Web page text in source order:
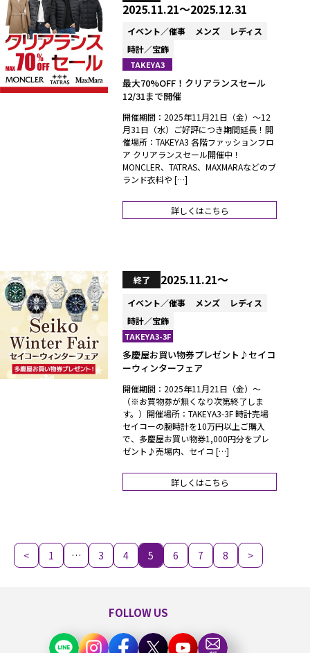
2025.11.21～2025.12.31
イベント／催事 メンズ
レディス
時計／宝飾
TAKEYA3
最大70%OFF！クリアランスセール
12/31まで開催
開催期間：2025年11月21日（金）～12
月31日（水）ご好評につき期間延長！開
催場所：TAKEYA3 各階ファッションフロ
ア クリアランスセール開催中！
MONCLER、TATRAS、MAXMARAなどのブ
ランド衣料や […]
詳しくはこちら
終了 2025.11.21～
イベント／催事 メンズ
レディス
時計／宝飾
TAKEYA3-3F
多慶屋お買い物券プレゼント♪セイコ
ーウィンターフェア
開催期間：2025年11月21日（金）～
（※お買物券が無くなり次第終了しま
す。）開催場所：TAKEYA3-3F 時計売場
セイコーの腕時計を10万円以上ご購入
で、多慶屋お買い物券1,000円分をプレ
ゼント♪売場内、セイコ […]
詳しくはこちら
< 1 … 3 4 5 6 7 8 >
FOLLOW US